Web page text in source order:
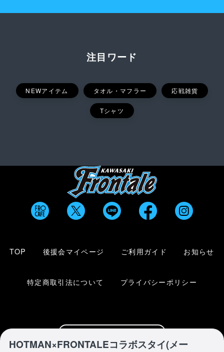
HOTMAN×FRONTALEコラボスタイ(メー
注目ワード
NEWアイテム タオル・マフラー 応戦雑貨
Tシャツ
TOP 後援会マイページ ご利用ガイド お知らせ
特定商取引法について プライバシーポリシー
川崎フロンターレ公式サイト